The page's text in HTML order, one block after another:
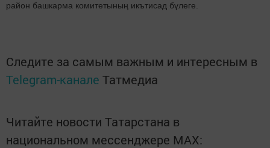
район башкарма комитетының икътисад бүлеге.
Следите за самым важным и интересным в
Telegram-канале Татмедиа
Читайте новости Татарстана в
национальном мессенджере MАХ: